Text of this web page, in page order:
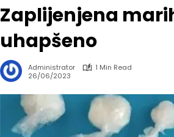
Zaplijenjena
uhapšeno
Administrator
1 Min Read
26/06/2023